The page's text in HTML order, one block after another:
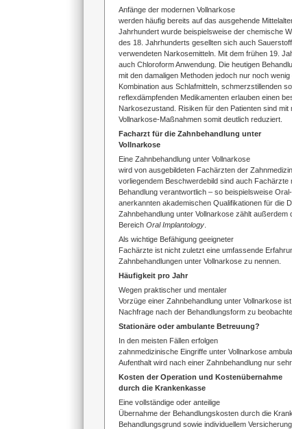
Anfänge der modernen Vollnarkose
werden häufig bereits auf das ausgehende
Jahrhundert wurde beispielsweise der chemische
des 18. Jahrhunderts gesellten sich auch
verwendeten Narkosemitteln. Mit dem frühen 19.
auch Chloroform Anwendung. Die heutigen
mit den damaligen Methoden jedoch nur noch
Kombination aus Schlafmitteln, schmerzstillenden
reflexdämpfenden Medikamenten erlauben einen
Narkosezustand. Risiken für den Patienten sind mit
Vollnarkose-Maßnahmen somit deutlich reduziert.
Facharzt für die Zahnbehandlung unter
Vollnarkose
Eine Zahnbehandlung unter Vollnarkose
wird von ausgebildeten Fachärzten der
vorliegendem Beschwerdebild sind auch Fachärzte
Behandlung verantwortlich – so beispielsweise
anerkannten akademischen Qualifikationen für die
Zahnbehandlung unter Vollnarkose zählt außerdem
Bereich Oral Implantology.
Als wichtige Befähigung geeigneter
Fachärzte ist nicht zuletzt eine umfassende
Zahnbehandlungen unter Vollnarkose zu nennen.
Häufigkeit pro Jahr
Wegen praktischer und mentaler
Vorzüge einer Zahnbehandlung unter Vollnarkose
Nachfrage nach der Behandlungsform zu
Stationäre oder ambulante Betreuung?
In den meisten Fällen erfolgen
zahnmedizinische Eingriffe unter Vollnarkose
Aufenthalt wird nach einer Zahnbehandlung nur
Kosten der Operation und Kostenübernahme
durch die Krankenkasse
Eine vollständige oder anteilige
Übernahme der Behandlungskosten durch die
Behandlungsgrund sowie individuellem